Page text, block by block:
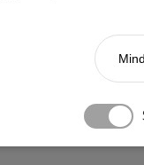
van lehetőség